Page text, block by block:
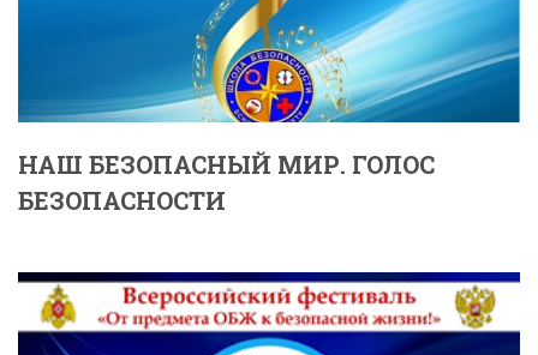
НАШ БЕЗОПАСНЫЙ МИР. ГОЛОС
БЕЗОПАСНОСТИ